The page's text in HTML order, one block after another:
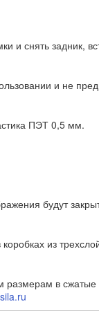
и снять задник,
и не
ПЭТ 0,5 мм.
будут
из
размерам в сжатые